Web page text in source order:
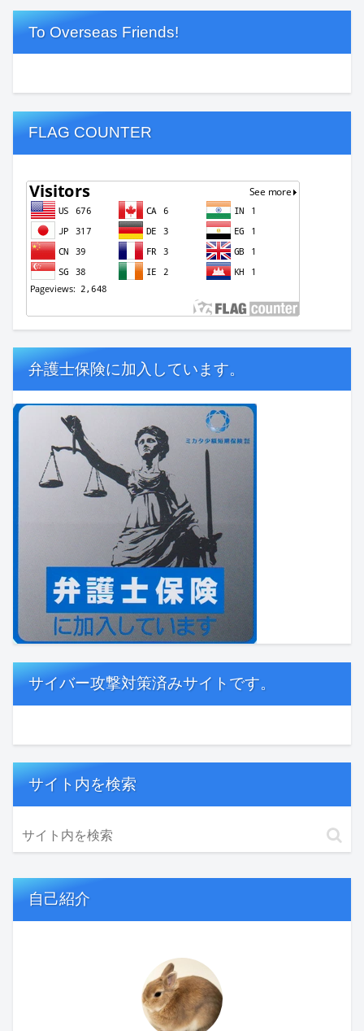
To Overseas Friends!
FLAG COUNTER
弁護士保険に加入しています。
サイバー攻撃対策済みサイトです。
サイト内を検索
自己紹介